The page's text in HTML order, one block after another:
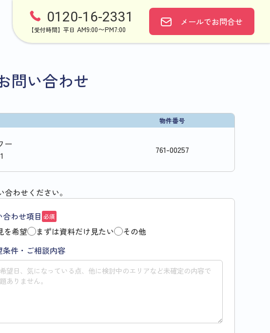
0120-16-2331
【受付時間】平日 AM9:00〜PM7:00
メールでお問合せ
問い合わせ
物件番号
ー
761-00257
わせください。
合わせ項目 必須
を希望 まずは資料だけ見たい
その他
条件・ご相談内容